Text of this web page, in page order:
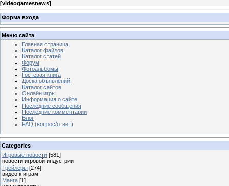
[videogamesnews]
Форма входа
Меню сайта
Главная страница
Каталог файлов
Каталог статей
Форум
Фотоальбомы
Гостевая книга
Доска объявлений
Каталог сайтов
Онлайн игры
Информация о сайте
Последние сообщения
Последние комментарии
Блог
FAQ (вопрос/ответ)
Categories
Игровые новости [581]
новости игровой индустрии
Трейлеры [274]
видео к играм
Манга [1]